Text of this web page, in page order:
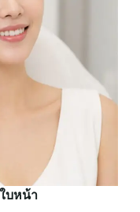
บหน้า